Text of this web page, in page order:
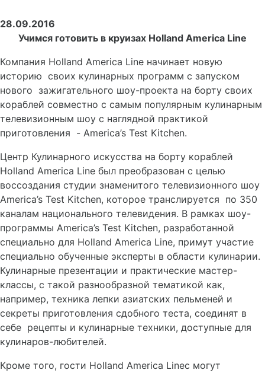
28.09.2016
Учимся готовить в круизах Holland America Line
Компания Holland America Line начинает новую
историю своих кулинарных программ с запуском
нового зажигательного шоу-проекта на борту своих
кораблей совместно с самым популярным кулинарным
телевизионным шоу с наглядной практикой
приготовления - America’s Test Kitchen.
Центр Кулинарного искусства на борту кораблей
Holland America Line был преобразован с целью
воссоздания студии знаменитого телевизионного шоу
America’s Test Kitchen, которое транслируется по 350
каналам национального телевидения. В рамках шоу-
программы America’s Test Kitchen, разработанной
специально для Holland America Line, примут участие
специально обученные эксперты в области кулинарии.
Кулинарные презентации и практические мастер-
классы, с такой разнообразной тематикой как,
например, техника лепки азиатских пельменей и
секреты приготовления сдобного теста, соединят в
себе рецепты и кулинарные техники, доступные для
кулинаров-любителей.
Кроме того, гости Holland America Lineс могут